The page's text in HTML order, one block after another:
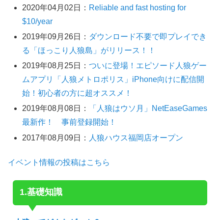
2020年04月02日 ： Reliable and fast hosting for
$10/year
2019年09月26日
： ダウンロード不要で即プレイでき
る「ほっこり人狼島」がリリース！！
2019年08月25日
：ついに登場！エピソード人狼ゲー
ムアプリ「人狼メトロポリス」iPhone向けに配信開
始！初心者の方に超オススメ！
2019年08月08日
：
「人狼はウソ月」NetEaseGames
最新作！ 事前登録開始！
2017年08月09日
： 人狼ハウス福岡店オープン
イベント情報の投稿はこちら
1.基礎知識